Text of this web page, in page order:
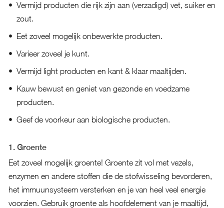
Vermijd producten die rijk zijn aan (verzadigd) vet, suiker en
zout.
Eet zoveel mogelijk onbewerkte producten.
Varieer zoveel je kunt.
Vermijd light producten en kant & klaar maaltijden.
Kauw bewust en geniet van gezonde en voedzame
producten.
Geef de voorkeur aan biologische producten.
1. Groente
Eet zoveel mogelijk groente! Groente zit vol met vezels,
enzymen en andere stoffen die de stofwisseling bevorderen,
het immuunsysteem versterken en je van heel veel energie
voorzien. Gebruik groente als hoofdelement van je maaltijd,